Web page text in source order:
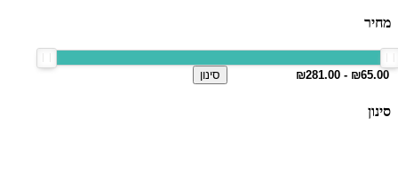
מחיר
סינון
סינון